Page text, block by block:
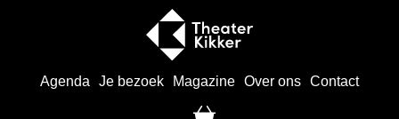
Agenda Je bezoek Magazine Over ons Contact